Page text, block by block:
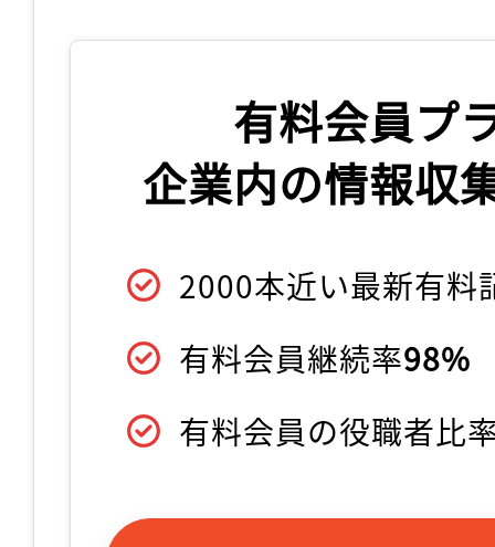
有料会員プ
企業内の情報収
2000本近い最新有料
有料会員継続率98%
有料会員の役職者比